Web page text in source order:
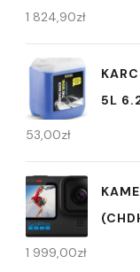
1 824,90zł
5L
53,00zł
1 999,00zł